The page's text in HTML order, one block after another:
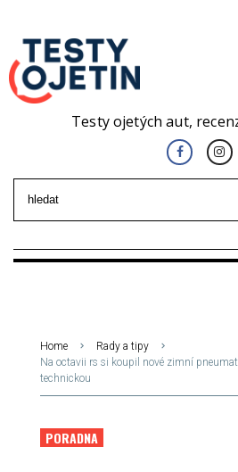
Testy ojetých aut,
Home
Rady a tipy
Na octavii rs si koupil nové zimní
technickou
PORADNA